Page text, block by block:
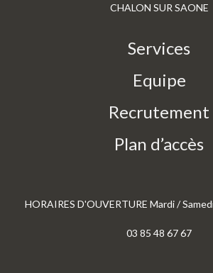
CHALON SUR SAONE
Services
Equipe
Recrutement
Plan d’accès
HORAIRES D'OUVERTURE Mardi /
03 85 48 67 67